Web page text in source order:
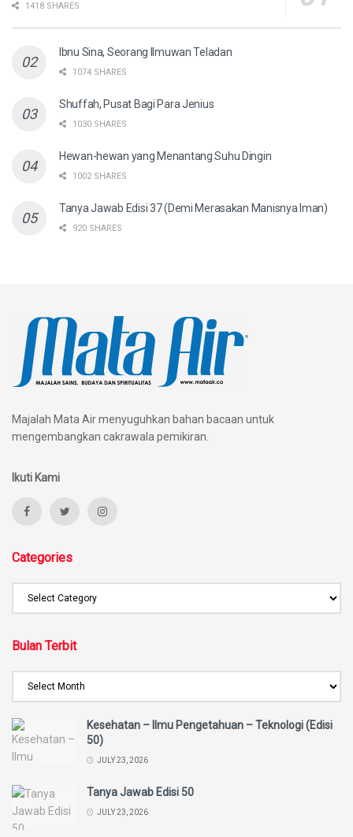
1418 SHARES
Ibnu Sina, Seorang Ilmuwan Teladan
1074 SHARES
Shuffah, Pusat Bagi Para Jenius
1030 SHARES
Hewan-hewan yang Menantang Suhu Dingin
1002 SHARES
Tanya Jawab Edisi 37 (Demi Merasakan Manisnya Iman)
920 SHARES
Majalah Mata Air menyuguhkan bahan bacaan untuk
mengembangkan cakrawala pemikiran.
Ikuti Kami
Categories
Bulan Terbit
Kesehatan – Ilmu Pengetahuan – Teknologi (Edisi
50)
JULY 23, 2026
Tanya Jawab Edisi 50
JULY 23, 2026